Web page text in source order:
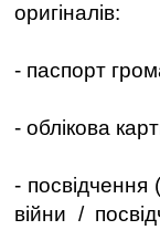
оригіналів:
- паспорт
- облікова
- посвідчення
війни /